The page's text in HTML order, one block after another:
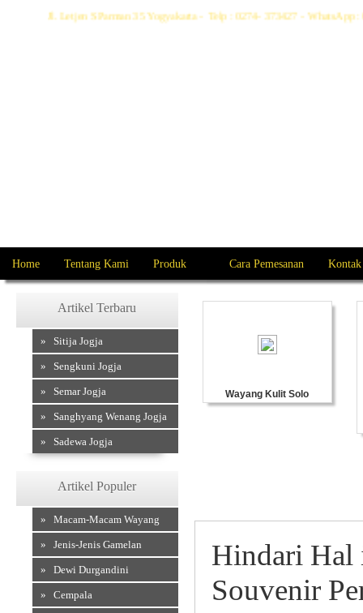
Jl. Letjen S Parman 35 Yogyakarta - Telp : 0274- 373427 -
Home Tentang Kami Produk Cara Pemesanan
Artikel Terbaru
» Sitija Jogja
» Sengkuni Jogja
» Semar Jogja
» Sanghyang Wenang Jogja
» Sadewa Jogja
Artikel Populer
» Macam-Macam Wayang
» Jenis-Jenis Gamelan
» Dewi Durgandini
» Cempala
Wayang Kulit Solo
Hindari Hal
Souvenir